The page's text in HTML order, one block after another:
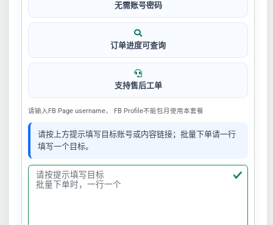
无需账号密码
订单进度可查询
支持售后工单
请输入FB Page username， FB Profile不能包月使用本套餐
请按上方提示填写目标账号或内容链接；批量下单请一行
填写一个目标。